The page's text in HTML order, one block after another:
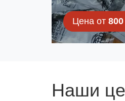
Цена от 800
Наши